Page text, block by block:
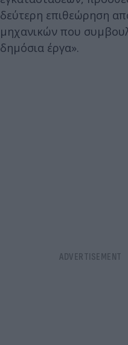
δεύτερη επιθεώρηση
μηχανικών που
δημόσια έργα».